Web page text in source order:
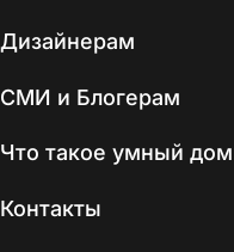
Дизайнерам
СМИ и Блогерам
Что такое умный дом
Контакты